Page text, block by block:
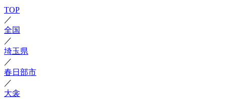
TOP
／
全国
／
埼玉県
／
春日部市
／
大衾